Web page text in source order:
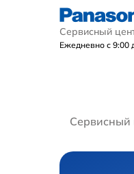
Сервисный
Ежедневно с 9:00
Сервисный